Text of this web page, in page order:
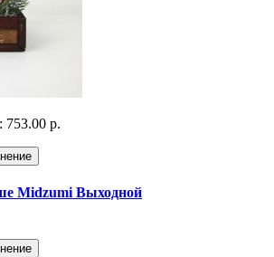
753.00 р.
Midzumi Выходной